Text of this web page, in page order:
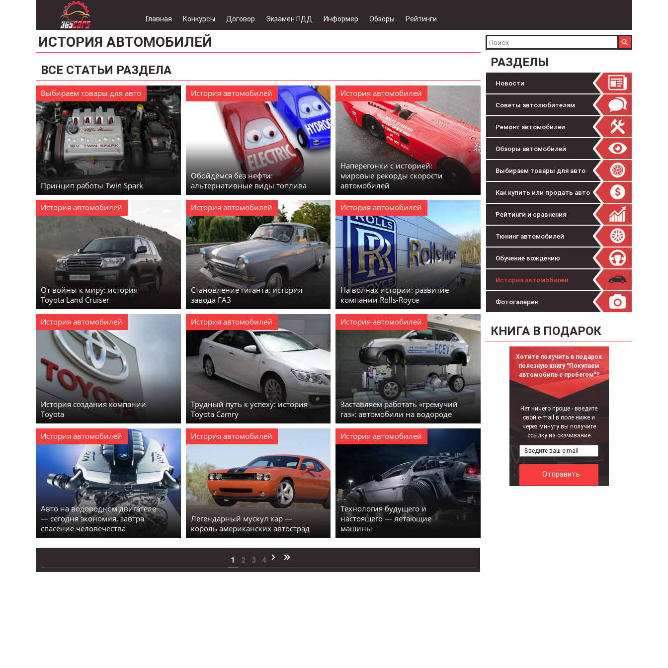
Главная Конкурсы Договор Экзамен ПДД Информер Обзоры Рейтинги
РАЗДЕЛЫ
Новости
Советы автолюбителям
Ремонт автомобилей
Обзоры автомобилей
Выбираем товары для авто
Как купить или продать авто
Рейтинги и сравнения
Тюнинг автомобилей
Обучение вождению
История автомобилей
Фотогалерея
КНИГА В ПОДАРОК
Хотите получить в подарок
полезную книгу "Покупаем
автомобиль с пробегом"?
Нет ничего проще - введите
свой e-mail в поле ниже и
через минуту вы получите
ссылку на скачивание
ИСТОРИЯ АВТОМОБИЛЕЙ
ВСЕ СТАТЬИ РАЗДЕЛА
Выбираем товары для авто
Принцип работы Twin Spark
История автомобилей
Обойдёмся без нефти:
альтернативные виды топлива
История автомобилей
Наперегонки с историей:
мировые рекорды скорости
автомобилей
История автомобилей
От войны к миру: история
Toyota Land Cruiser
История автомобилей
Становление гиганта: история
завода ГАЗ
История автомобилей
На волнах истории: развитие
компании Rolls-Royce
История автомобилей
История создания компании
Toyota
История автомобилей
Трудный путь к успеху: история
Toyota Camry
История автомобилей
Заставляем работать «гремучий
газ»: автомобили на водороде
История автомобилей
Авто на водородном двигателе
— сегодня экономия, завтра
спасение человечества
История автомобилей
Легендарный мускул кар —
король американских автострад
История автомобилей
Технология будущего и
настоящего — летающие
машины
1 2 3 4